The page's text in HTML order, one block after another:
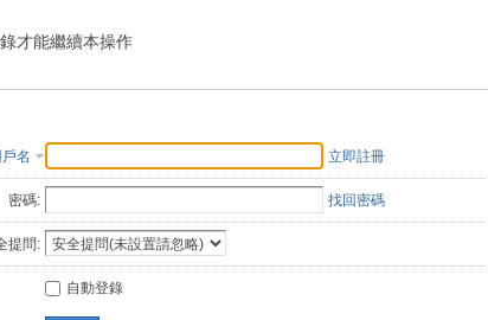
索才能繼續本操作
名 立即註冊
密碼: 找回密碼
提問:
自動登錄